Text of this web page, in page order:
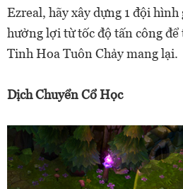
Ezreal, hãy xây dựng 1 đội
hưởng lợi từ tốc độ tấn công để
Tinh Hoa Tuôn Chảy mang lại.
Dịch Chuyển Cổ Học